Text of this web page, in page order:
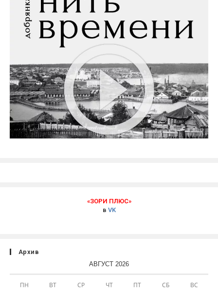
«ЗОРИ ПЛЮС»
в VK
Архив
АВГУСТ 2026
ПН ВТ СР ЧТ ПТ СБ ВС